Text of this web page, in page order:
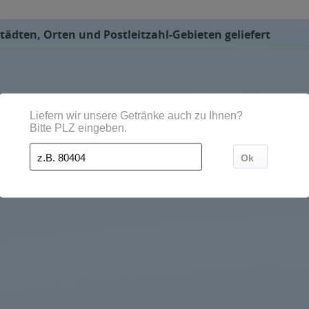
Orten und Postleitzahl-Gebieten geliefert